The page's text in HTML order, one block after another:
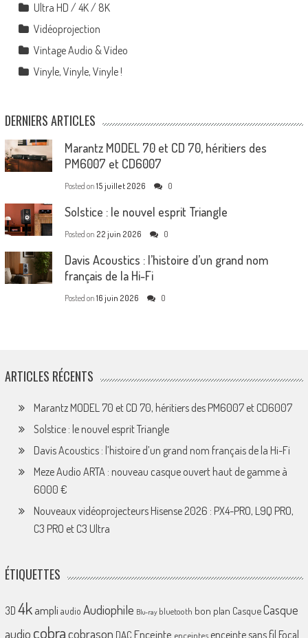
Ultra HD / 4K / 8K
Vidéoprojection
Vintage Audio & Video
Vinyle, Vinyle, Vinyle !
DERNIERS ARTICLES
Marantz MODEL 70 et CD 70, héritiers des
PM6007 et CD6007
Posted on 15 juillet 2026 0
Solstice : le nouvel esprit Triangle
Posted on 22 juin 2026 0
Davis Acoustics : l’histoire d’un grand nom
français de la Hi-Fi
Posted on 16 juin 2026 0
ARTICLES RÉCENTS
Marantz MODEL 70 et CD 70, héritiers des PM6007 et CD6007
Solstice : le nouvel esprit Triangle
Davis Acoustics : l’histoire d’un grand nom français de la Hi-Fi
Meze Audio ARTA : nouveau casque ouvert haut de gamme à
6000 €
Nouveaux vidéoprojecteurs Hisense 2026 : PX4-PRO, L9Q PRO,
C3 PRO et C3 Ultra
ÉTIQUETTES
3D 4k ampliaudio Audiophile Blu-ray bluetooth bon plan CasqueCasque
audio cobracobrason DAC Enceinte enceintes enceinte sans fil Focal